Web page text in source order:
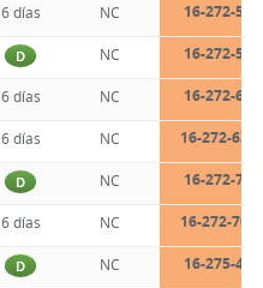
6 días NC 16-272-55-
D NC 16-272-55-
6 días NC 16-272-63-
6 días NC 16-272-63-
D NC 16-272-70-
6 días NC 16-272-70-
D NC 16-275-47-